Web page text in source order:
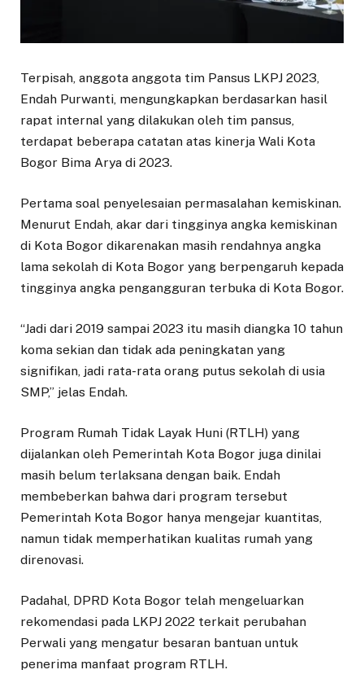
Terpisah, anggota anggota tim Pansus LKPJ 2023,
Endah Purwanti, mengungkapkan berdasarkan hasil
rapat internal yang dilakukan oleh tim pansus,
terdapat beberapa catatan atas kinerja Wali Kota
Bogor Bima Arya di 2023.
Pertama soal penyelesaian permasalahan kemiskinan.
Menurut Endah, akar dari tingginya angka kemiskinan
di Kota Bogor dikarenakan masih rendahnya angka
lama sekolah di Kota Bogor yang berpengaruh kepada
tingginya angka pengangguran terbuka di Kota Bogor.
“Jadi dari 2019 sampai 2023 itu masih diangka 10 tahun
koma sekian dan tidak ada peningkatan yang
signifikan, jadi rata-rata orang putus sekolah di usia
SMP,” jelas Endah.
Program Rumah Tidak Layak Huni (RTLH) yang
dijalankan oleh Pemerintah Kota Bogor juga dinilai
masih belum terlaksana dengan baik. Endah
membeberkan bahwa dari program tersebut
Pemerintah Kota Bogor hanya mengejar kuantitas,
namun tidak memperhatikan kualitas rumah yang
direnovasi.
Padahal, DPRD Kota Bogor telah mengeluarkan
rekomendasi pada LKPJ 2022 terkait perubahan
Perwali yang mengatur besaran bantuan untuk
penerima manfaat program RTLH.